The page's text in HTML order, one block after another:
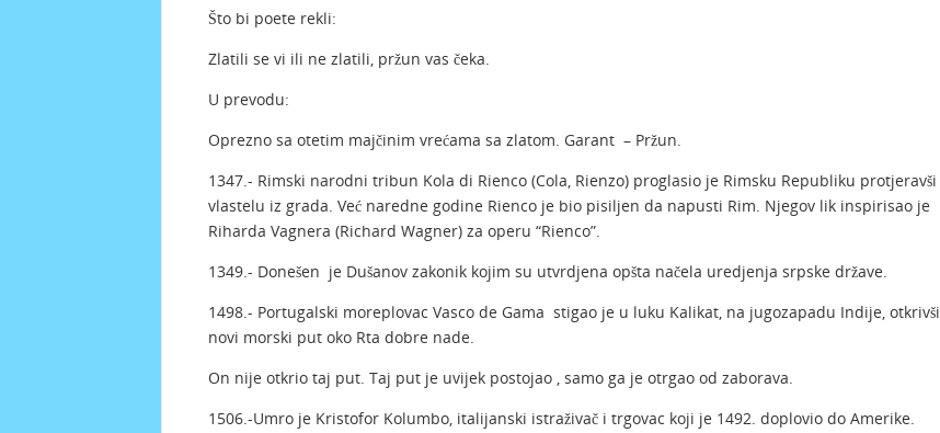
Što bi poete rekli:
Zlatili se vi ili ne zlatili, pržun vas čeka.
U prevodu:
Oprezno sa otetim majčinim vrećama sa zlatom. Garant – Pržun.
1347.- Rimski narodni tribun Kola di Rienco (Cola, Rienzo) proglasio je Rimsku Republiku protjeravši
vlastelu iz grada. Već naredne godine Rienco je bio pisiljen da napusti Rim. Njegov lik inspirisao je
Riharda Vagnera (Richard Wagner) za operu “Rienco”.
1349.- Donešen je Dušanov zakonik kojim su utvrdjena opšta načela uredjenja srpske države.
1498.- Portugalski moreplovac Vasco de Gama stigao je u luku Kalikat, na jugozapadu Indije, otkrivši
novi morski put oko Rta dobre nade.
On nije otkrio taj put. Taj put je uvijek postojao , samo ga je otrgao od zaborava.
1506.-Umro je Kristofor Kolumbo, italijanski istraživač i trgovac koji je 1492. doplovio do Amerike.